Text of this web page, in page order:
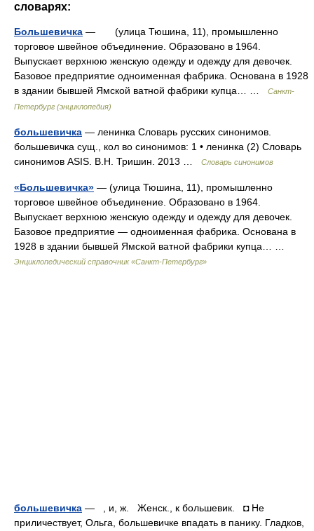
словарях:
Большевичка — (улица Тюшина, 11), промышленно
торговое швейное объединение. Образовано в 1964.
Выпускает верхнюю женскую одежду и одежду для девочек.
Базовое предприятие одноименная фабрика. Основана в 1928
в здании бывшей Ямской ватной фабрики купца… …
Санкт-
Петербург (энциклопедия)
большевичка — ленинка Словарь русских синонимов.
большевичка сущ., кол во синонимов: 1 • ленинка (2) Словарь
синонимов ASIS. В.Н. Тришин. 2013 …
Словарь синонимов
«Большевичка» — (улица Тюшина, 11), промышленно
торговое швейное объединение. Образовано в 1964.
Выпускает верхнюю женскую одежду и одежду для девочек.
Базовое предприятие — одноименная фабрика. Основана в
1928 в здании бывшей Ямской ватной фабрики купца… …
Энциклопедический справочник «Санкт-Петербург»
большевичка — , и, ж. Женск., к большевик. ◘ Не
приличествует, Ольга, большевичке впадать в панику. Гладков,